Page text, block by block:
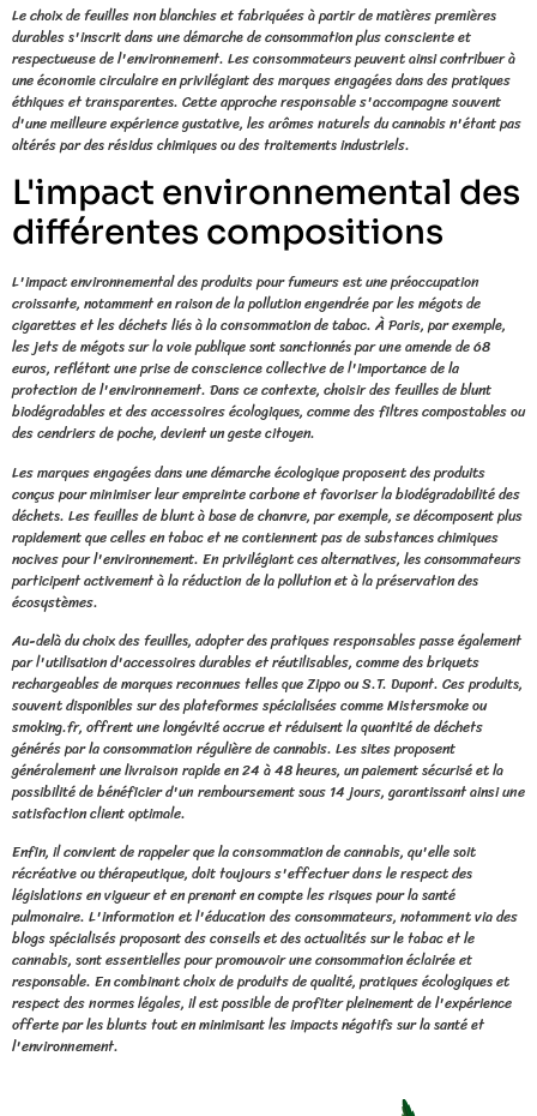
Le choix de feuilles non blanchies et fabriquées à partir de matières premières
durables s'inscrit dans une démarche de consommation plus consciente et
respectueuse de l'environnement. Les consommateurs peuvent ainsi contribuer à
une économie circulaire en privilégiant des marques engagées dans des pratiques
éthiques et transparentes. Cette approche responsable s'accompagne souvent
d'une meilleure expérience gustative, les arômes naturels du cannabis n'étant pas
altérés par des résidus chimiques ou des traitements industriels.
L'impact environnemental des
différentes compositions
L'impact environnemental des produits pour fumeurs est une préoccupation
croissante, notamment en raison de la pollution engendrée par les mégots de
cigarettes et les déchets liés à la consommation de tabac. À Paris, par exemple,
les jets de mégots sur la voie publique sont sanctionnés par une amende de 68
euros, reflétant une prise de conscience collective de l'importance de la
protection de l'environnement. Dans ce contexte, choisir des feuilles de blunt
biodégradables et des accessoires écologiques, comme des filtres compostables ou
des cendriers de poche, devient un geste citoyen.
Les marques engagées dans une démarche écologique proposent des produits
conçus pour minimiser leur empreinte carbone et favoriser la biodégradabilité des
déchets. Les feuilles de blunt à base de chanvre, par exemple, se décomposent plus
rapidement que celles en tabac et ne contiennent pas de substances chimiques
nocives pour l'environnement. En privilégiant ces alternatives, les consommateurs
participent activement à la réduction de la pollution et à la préservation des
écosystèmes.
Au-delà du choix des feuilles, adopter des pratiques responsables passe également
par l'utilisation d'accessoires durables et réutilisables, comme des briquets
rechargeables de marques reconnues telles que Zippo ou S.T. Dupont. Ces produits,
souvent disponibles sur des plateformes spécialisées comme Mistersmoke ou
smoking.fr, offrent une longévité accrue et réduisent la quantité de déchets
générés par la consommation régulière de cannabis. Les sites proposent
généralement une livraison rapide en 24 à 48 heures, un paiement sécurisé et la
possibilité de bénéficier d'un remboursement sous 14 jours, garantissant ainsi une
satisfaction client optimale.
Enfin, il convient de rappeler que la consommation de cannabis, qu'elle soit
récréative ou thérapeutique, doit toujours s'effectuer dans le respect des
législations en vigueur et en prenant en compte les risques pour la santé
pulmonaire. L'information et l'éducation des consommateurs, notamment via des
blogs spécialisés proposant des conseils et des actualités sur le tabac et le
cannabis, sont essentielles pour promouvoir une consommation éclairée et
responsable. En combinant choix de produits de qualité, pratiques écologiques et
respect des normes légales, il est possible de profiter pleinement de l'expérience
offerte par les blunts tout en minimisant les impacts négatifs sur la santé et
l'environnement.